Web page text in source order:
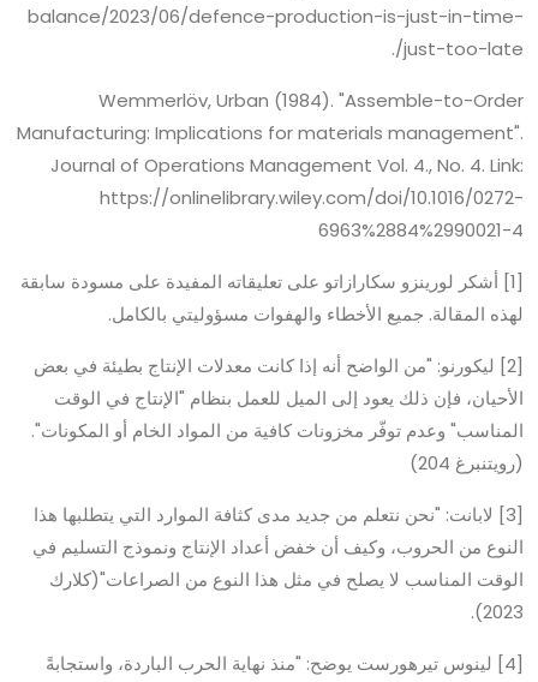
balance/2023/06/defence-production-is-just-in-time-
just-too-late/.
Wemmerlöv, Urban (1984). "Assemble-to-Order
Manufacturing: Implications for materials management".
Journal of Operations Management Vol. 4., No. 4. Link:
https://onlinelibrary.wiley.com/doi/10.1016/0272-
6963%2884%2990021-4
[1] أشكر لورينزو سكارازاتو على تعليقاته المفيدة على مسودة سابقة
لهذه المقالة. جميع الأخطاء والهفوات مسؤوليتي بالكامل.
[2] ليكورنو: "من الواضح أنه إذا كانت معدلات الإنتاج بطيئة في بعض
الأحيان، فإن ذلك يعود إلى الميل للعمل بنظام "الإنتاج في الوقت
المناسب" وعدم توفّر مخزونات كافية من المواد الخام أو المكونات".
(رويتنبرغ 204)
[3] لابانت: "نحن نتعلم من جديد مدى كثافة الموارد التي يتطلبها هذا
النوع من الحروب، وكيف أن خفض أعداد الإنتاج ونموذج التسليم في
الوقت المناسب لا يصلح في مثل هذا النوع من الصراعات"(كلارك
2023).
[4] لينوس تيرهورست يوضح: "منذ نهاية الحرب الباردة، واستجابةً